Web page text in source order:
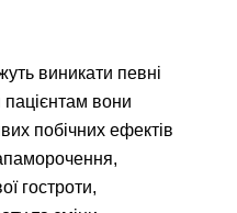
виникати певні
пацієнтам вони
побічних ефектів
гостроти,